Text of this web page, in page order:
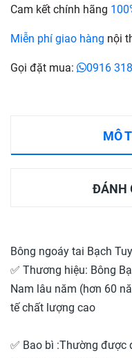
Cam kết chính hãng
Miễn phí giao hàng nội
Gọi đặt mua: 0916
MÔ
ĐÁNH
Bông ngoáy tai Bạch
✅ Thương hiệu: Bông
Nam lâu năm (hơn 60
tế chất lượng cao
✅ Bao bì :Thường được